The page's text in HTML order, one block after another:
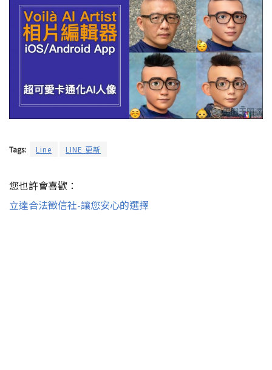
Tags: Line LINE 更新
您也許會喜歡：
立達合法徵信社-讓您安心的選擇